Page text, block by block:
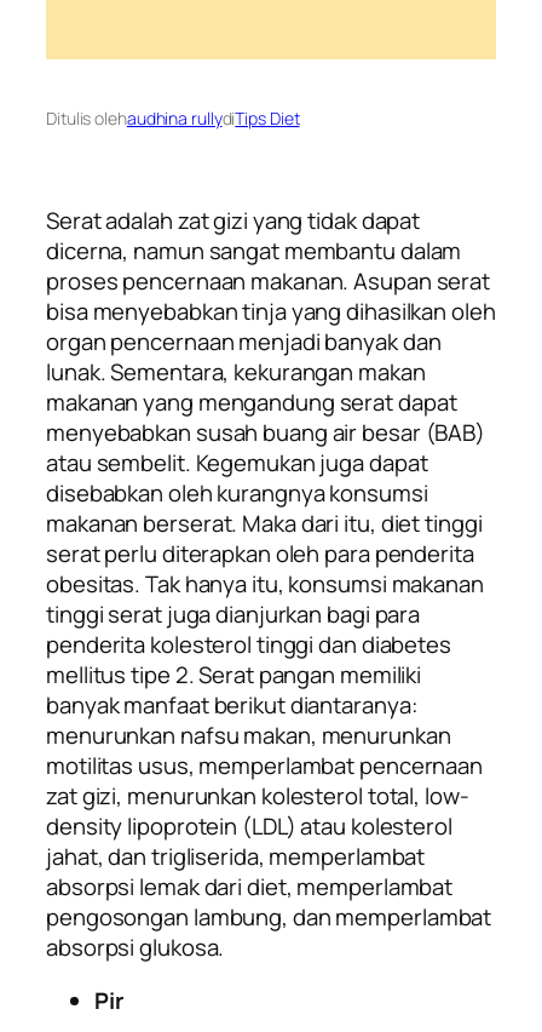
Ditulis olehaudhina rullydiTips Diet
Serat adalah zat gizi yang tidak dapat
dicerna, namun sangat membantu dalam
proses pencernaan makanan. Asupan serat
bisa menyebabkan tinja yang dihasilkan oleh
organ pencernaan menjadi banyak dan
lunak. Sementara, kekurangan makan
makanan yang mengandung serat dapat
menyebabkan susah buang air besar (BAB)
atau sembelit. Kegemukan juga dapat
disebabkan oleh kurangnya konsumsi
makanan berserat. Maka dari itu, diet tinggi
serat perlu diterapkan oleh para penderita
obesitas. Tak hanya itu, konsumsi makanan
tinggi serat juga dianjurkan bagi para
penderita kolesterol tinggi dan diabetes
mellitus tipe 2. Serat pangan memiliki
banyak manfaat berikut diantaranya:
menurunkan nafsu makan, menurunkan
motilitas usus, memperlambat pencernaan
zat gizi, menurunkan kolesterol total, low-
density lipoprotein (LDL) atau kolesterol
jahat, dan trigliserida, memperlambat
absorpsi lemak dari diet, memperlambat
pengosongan lambung, dan memperlambat
absorpsi glukosa.
Pir